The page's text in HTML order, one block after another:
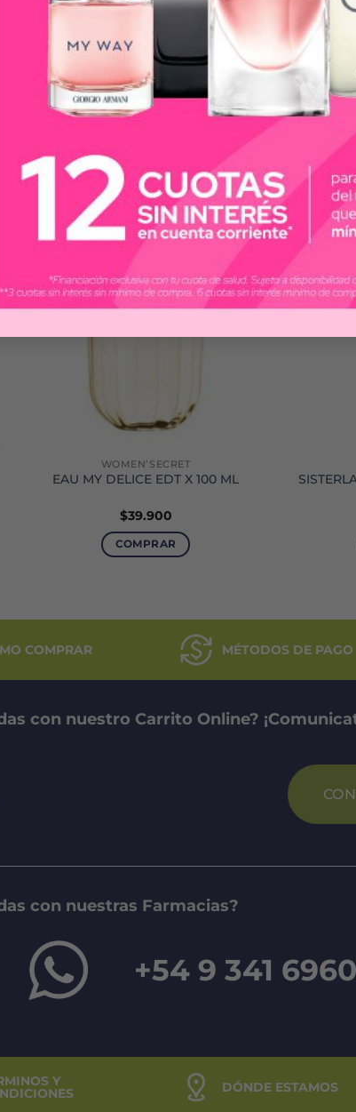
WOMEN’SECRET
EAU MY DELICE EDT X 100 ML
$39.900
COMPRAR
COMPRAR MÉTODOS DE PAGO
con nuestro Carrito Online?
con nuestras Farmacias?
+54 9 341
Y DÓNDE ESTAMOS